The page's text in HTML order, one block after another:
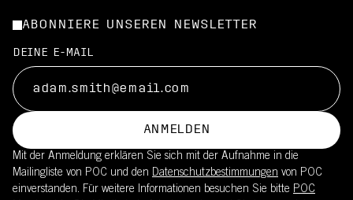
ABONNIERE UNSEREN NEWSLETTER
DEINE E-MAIL
ANMELDEN
Mit der Anmeldung erklären Sie sich mit der Aufnahme in die
Mailingliste von POC und den Datenschutzbestimmungen von POC
einverstanden. Für weitere Informationen besuchen Sie bitte POC